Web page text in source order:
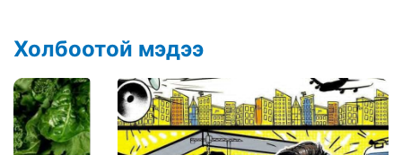
Холбоотой мэдээ